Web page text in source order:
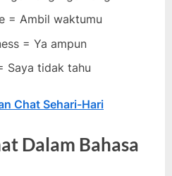
= Ambil waktumu
= Ya ampun
Saya tidak tahu
Chat Sehari-Hari
Dalam Bahasa